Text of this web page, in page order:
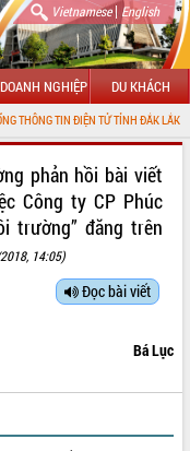
Vietnamese| English
DOANH NGHIỆP DU KHÁCH
TIN ĐIỆN TỬ TỈNH ĐẮK LẮK
phản hồi bài viết
Công ty CP Phúc
trường” đăng trên
14:05)
Đọc bài viết
Bá Lục